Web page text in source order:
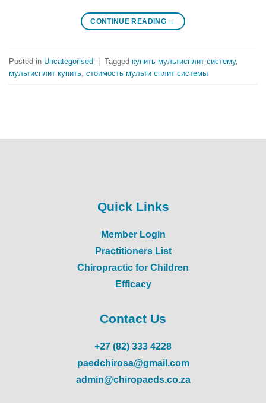
CONTINUE READING →
Posted in Uncategorised Tagged купить мультисплит систему,
мультисплит купить стоимость мульти сплит системы
Quick Links
Member Login
Practitioners List
Chiropractic for Children
Efficacy
Contact Us
+27 (82) 333 4228
paedchirosa@gmail.com
admin@chiropaeds.co.za